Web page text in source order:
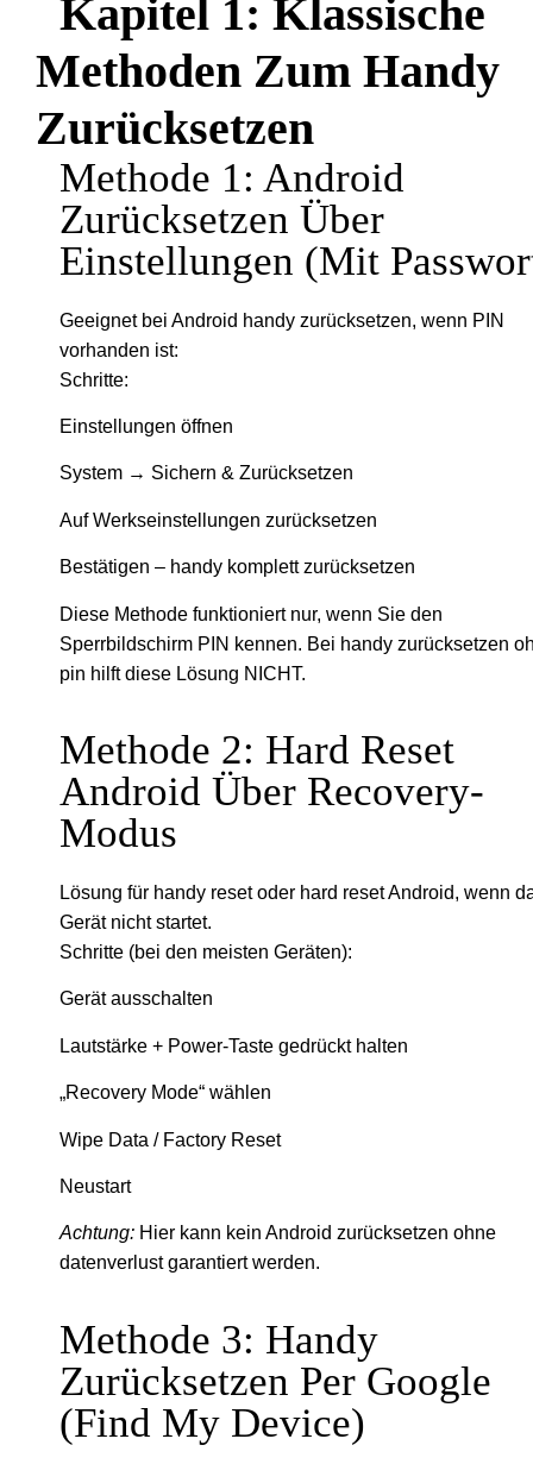
Kapitel 1: Klassische
Methoden Zum Handy
Zurücksetzen
Methode 1: Android
Zurücksetzen Über
Einstellungen (mit
Geeignet bei Android handy zurücksetzen, wenn PIN
vorhanden ist:
Schritte:
Einstellungen öffnen
System → Sichern & Zurücksetzen
Auf Werkseinstellungen zurücksetzen
Bestätigen – handy komplett zurücksetzen
Diese Methode funktioniert nur, wenn Sie den
Sperrbildschirm PIN kennen. Bei handy zurücksetzen
pin hilft diese Lösung NICHT.
Methode 2: Hard Reset
Android Über Recovery-
Modus
Lösung für handy reset oder hard reset Android, wenn
Gerät nicht startet.
Schritte (bei den meisten Geräten):
Gerät ausschalten
Lautstärke + Power-Taste gedrückt halten
„Recovery Mode“ wählen
Wipe Data / Factory Reset
Neustart
Achtung: Hier kann kein Android zurücksetzen ohne
datenverlust garantiert werden.
Methode 3: Handy
Zurücksetzen Per Google
(Find My Device)